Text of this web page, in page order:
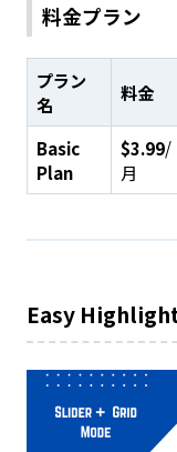
料金プラン
プラン
名
料金
Basic
Plan
$3.99/
月
Easy